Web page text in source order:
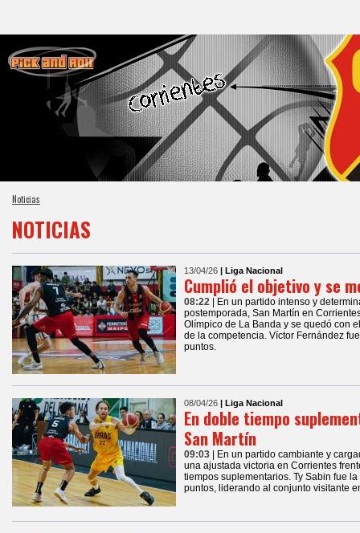
Noticias
NOTICIAS
13/04/26 | Liga Nacional
Cumplió el objetivo y se
08:22
| En un partido intenso y
postemporada, San Martín en
Olímpico de La Banda y se quedó con
de la competencia. Víctor Fernández
puntos.
08/04/26 | Liga Nacional
En doble tiempo
San Martín
09:03
| En un partido cambiante y
una ajustada victoria en Corrientes
tiempos suplementarios. Ty Sabin fue
puntos, liderando al conjunto visitante